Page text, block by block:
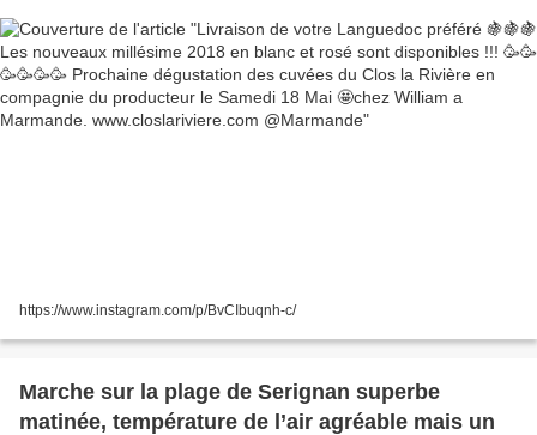
www.closlariviere.com @Marmande
https://www.instagram.com/p/BvCIbuqnh-c/
Marche sur la plage de Serignan superbe
matinée, température de l’air agréable mais un